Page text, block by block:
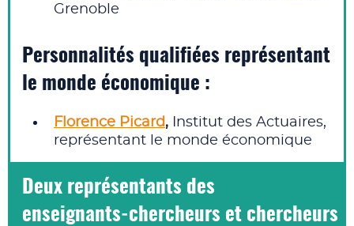
Grenoble
Personnalités qualifiées représentant
le monde économique :
Florence Picard,
Institut des Actuaires,
représentant le monde économique
Deux représentants des
enseignants‑chercheurs et chercheurs